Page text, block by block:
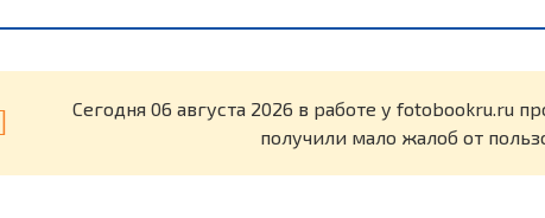
Cегодня 06 августа 2026 в работе у fotobookru.ru
получили мало жалоб от